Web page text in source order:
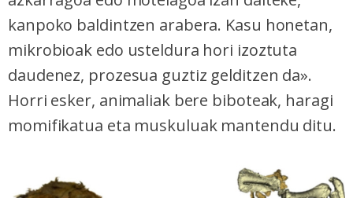
kanpoko baldintzen arabera. Kasu honetan,
mikrobioak edo usteldura hori izoztuta
daudenez, prozesua guztiz gelditzen da».
Horri esker, animaliak bere biboteak, haragi
momifikatua eta muskuluak mantendu ditu.